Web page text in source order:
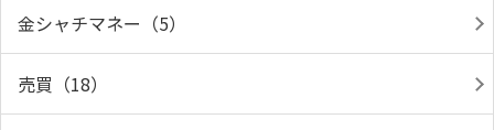
金シャチマネー（5）
売買（18）